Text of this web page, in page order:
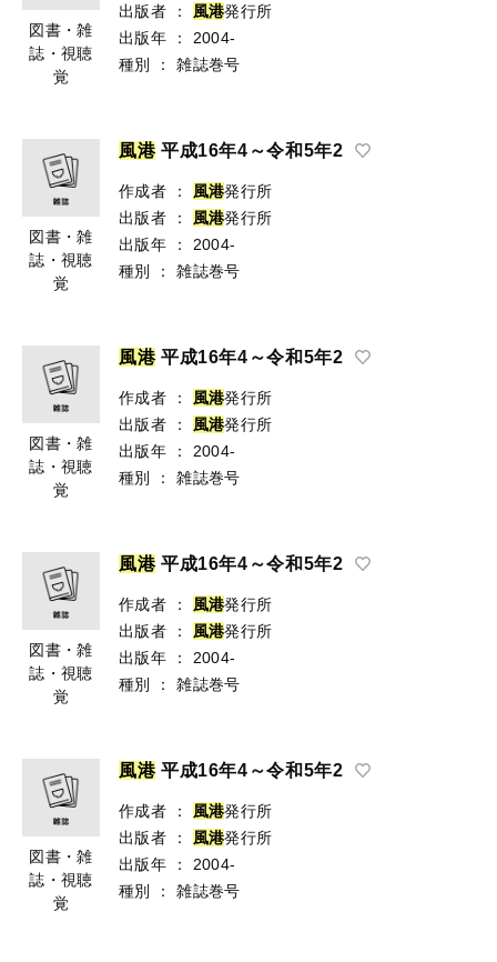
図書・雑
誌・視聴
覚
出版者
： 風港発行所
出版年
：
2004-
種別
： 雑誌巻号
図書・雑
誌・視聴
覚
風港平成16年4～令和5年2
作成者 ： 風港発行所
出版者
： 風港発行所
出版年
：
2004-
種別
： 雑誌巻号
図書・雑
誌・視聴
覚
風港平成16年4～令和5年2
作成者 ： 風港発行所
出版者
： 風港発行所
出版年
：
2004-
種別
： 雑誌巻号
図書・雑
誌・視聴
覚
風港平成16年4～令和5年2
作成者 ： 風港発行所
出版者
： 風港発行所
出版年
：
2004-
種別
： 雑誌巻号
図書・雑
誌・視聴
覚
風港平成16年4～令和5年2
作成者 ： 風港発行所
出版者
： 風港発行所
出版年
：
2004-
種別
： 雑誌巻号